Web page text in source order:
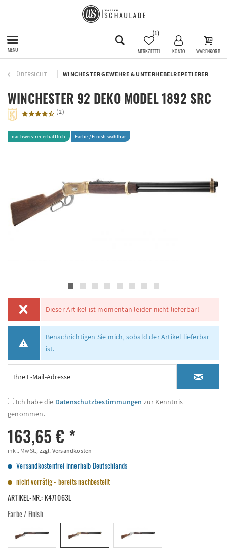
MENÜ MERKZETTEL
(1)
KONTO WARENKORB
ÜBERSICHT WINCHESTER GEWEHRE & UNTERHEBELREPETIERER
WINCHESTER 92 DEKO MODEL 1892 SRC
(2)
nachweisfrei erhältlich Farbe / Finish wählbar
Dieser Artikel ist momentan leider nicht lieferbar!
Benachrichtigen Sie mich, sobald der Artikel lieferbar
ist.
Ich habe die Datenschutzbestimmungen zur Kenntnis
genommen.
163,65 € *
inkl. MwSt., zzgl. Versandkosten
Versandkostenfrei innerhalb Deutschlands
nicht vorrätig - bereits nachbestellt
ARTIKEL-NR.:K471063L
Farbe / Finish